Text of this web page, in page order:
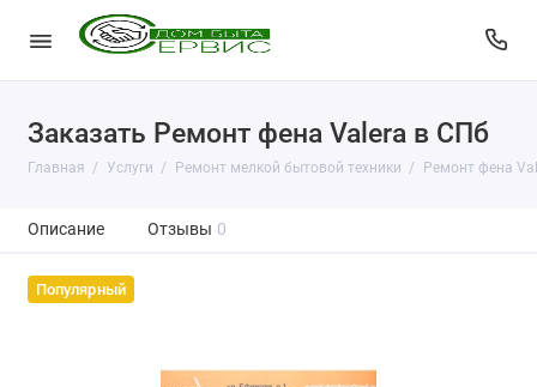
Заказать Ремонт фена Valera в СПб
Главная Услуги Ремонт мелкой бытовой техники Ремонт фена
Описание Отзывы 0
Популярный